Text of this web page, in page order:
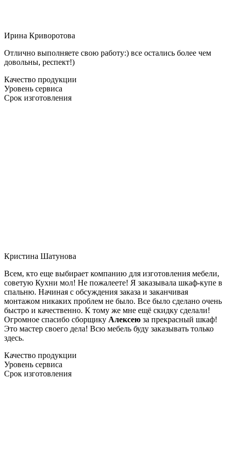
Ирина Криворотова
Отлично выполняете свою работу:) все остались более чем
довольны, респект!)
Качество продукции
Уровень сервиса
Срок изготовления
Кристина Шатунова
Всем, кто еще выбирает компанию для изготовления мебели,
советую Кухни мол! Не пожалеете! Я заказывала шкаф-купе в
спальню. Начиная с обсуждения заказа и заканчивая
монтажом никаких проблем не было. Все было сделано очень
быстро и качественно. К тому же мне ещё скидку сделали!
Огромное спасибо сборщику Алексею за прекрасный шкаф!
Это мастер своего дела! Всю мебель буду заказывать только
здесь.
Качество продукции
Уровень сервиса
Срок изготовления